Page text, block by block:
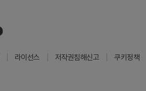
라이선스 저작권침해신고 쿠키정책